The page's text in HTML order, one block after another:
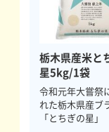
栃木県産米と
星5kg/1袋
令和元年大嘗祭
れた栃木県産ブ
「とちぎの星」